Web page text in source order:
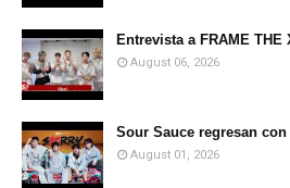
Entrevista a FRAME THE
August 06, 2026
Sour Sauce regresan
August 01, 2026